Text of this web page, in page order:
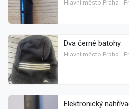
Hlavní město Praha -
Dva černé batohy
Hlavní město Praha -
Elektronický